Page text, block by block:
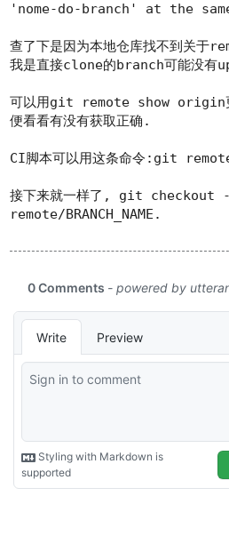
'nome-do-branch' at the
查了下是因为本地仓库找不到关于
我是直接clone的branch可能没有
可以用git remote show origin
便看看有没有获取正确.
CI脚本可以用这条命令: git
接下来就一样了, git checkout -b
remote/BRANCH_NAME .